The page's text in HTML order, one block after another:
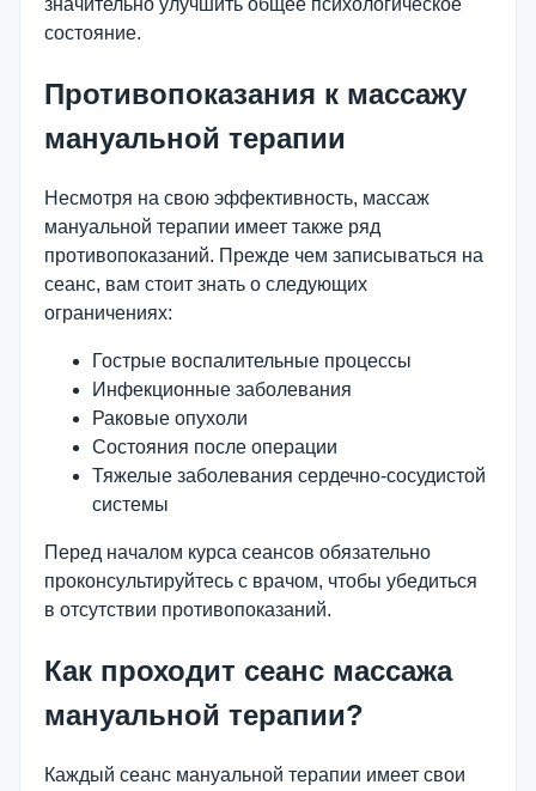
значительно улучшить общее психологическое
состояние.
Противопоказания к массажу
мануальной терапии
Несмотря на свою эффективность, массаж
мануальной терапии имеет также ряд
противопоказаний. Прежде чем записываться на
сеанс, вам стоит знать о следующих
ограничениях:
Гострые воспалительные процессы
Инфекционные заболевания
Раковые опухоли
Состояния после операции
Тяжелые заболевания сердечно-сосудистой
системы
Перед началом курса сеансов обязательно
проконсультируйтесь с врачом, чтобы убедиться
в отсутствии противопоказаний.
Как проходит сеанс массажа
мануальной терапии?
Каждый сеанс мануальной терапии имеет свои